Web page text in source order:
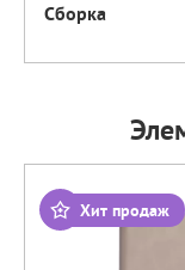
Сборка
Хит продаж